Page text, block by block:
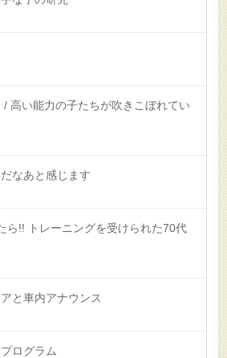
高い能力の子たちが吹きこぼれてい
なあと感じます
ら!! トレーニングを受けられた70代
と車内アナウンス
ログラム